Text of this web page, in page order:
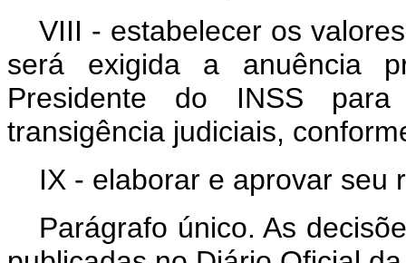
VIII - estabelecer os
será exigida a anuência
Presidente do INSS
transigência judiciais,
IX - elaborar e aprovar seu
Parágrafo único. As